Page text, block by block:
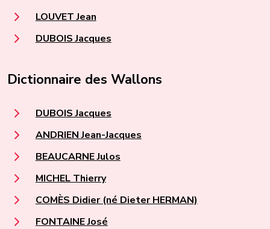
LOUVET Jean
DUBOIS Jacques
Dictionnaire des Wallons
DUBOIS Jacques
ANDRIEN Jean-Jacques
BEAUCARNE Julos
MICHEL Thierry
COMÈS Didier (né Dieter HERMAN)
FONTAINE José